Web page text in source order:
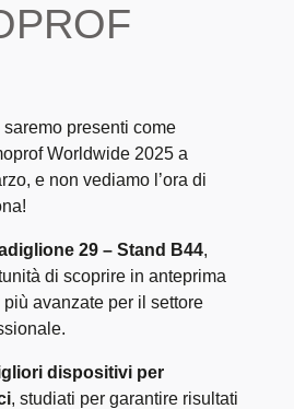
saremo presenti come
Worldwide 2025 a
e non vediamo l’ora di
29 – Stand B44,
di scoprire in anteprima
avanzate per il settore
dispositivi per
, studiati per garantire risultati